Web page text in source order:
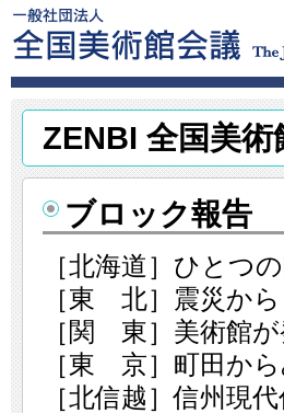
ZENBI 全国美
ブロック報告
［北海道］ひとつ
［東 北］震災か
［関 東］美術館
［東 京］町田か
［北信越］信州現